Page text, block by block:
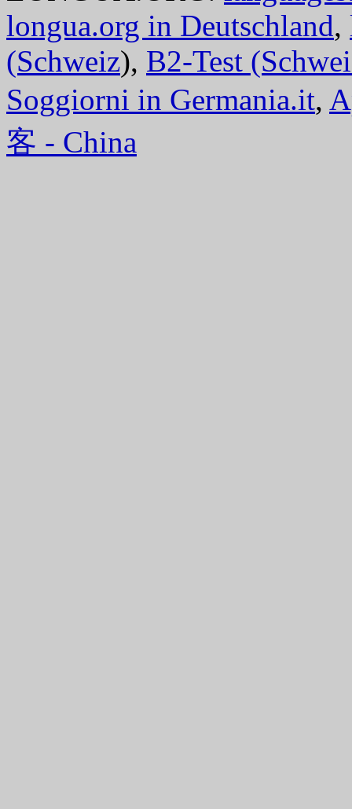
longua.org in Deutschland,
(Schweiz), B2-Test
Soggiorni in Germania.it,
客 - China